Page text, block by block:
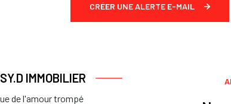
CRÉER UNE ALERTE E-MAIL
IMMOBILIER
de l'amour trompé